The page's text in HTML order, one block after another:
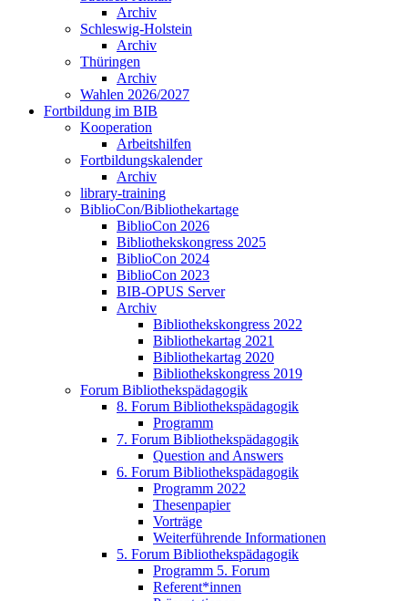
Archiv
Schleswig-Holstein
Archiv
Thüringen
Archiv
Wahlen 2026/2027
Fortbildung im BIB
Kooperation
Arbeitshilfen
Fortbildungskalender
Archiv
library-training
BiblioCon/Bibliothekartage
BiblioCon 2026
Bibliothekskongress 2025
BiblioCon 2024
BiblioCon 2023
BIB-OPUS Server
Archiv
Bibliothekskongress 2022
Bibliothekartag 2021
Bibliothekartag 2020
Bibliothekskongress 2019
Forum Bibliothekspädagogik
8. Forum Bibliothekspädagogik
Programm
7. Forum Bibliothekspädagogik
Question and Answers
6. Forum Bibliothekspädagogik
Programm 2022
Thesenpapier
Vorträge
Weiterführende Informationen
5. Forum Bibliothekspädagogik
Programm 5. Forum
Referent*innen